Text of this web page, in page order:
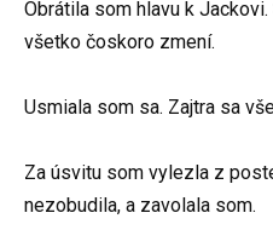
Obrátila som hlavu k
všetko čoskoro zmení.
Usmiala som sa. Zajtra sa
Za úsvitu som vylezla z
nezobudila, a zavolala som.